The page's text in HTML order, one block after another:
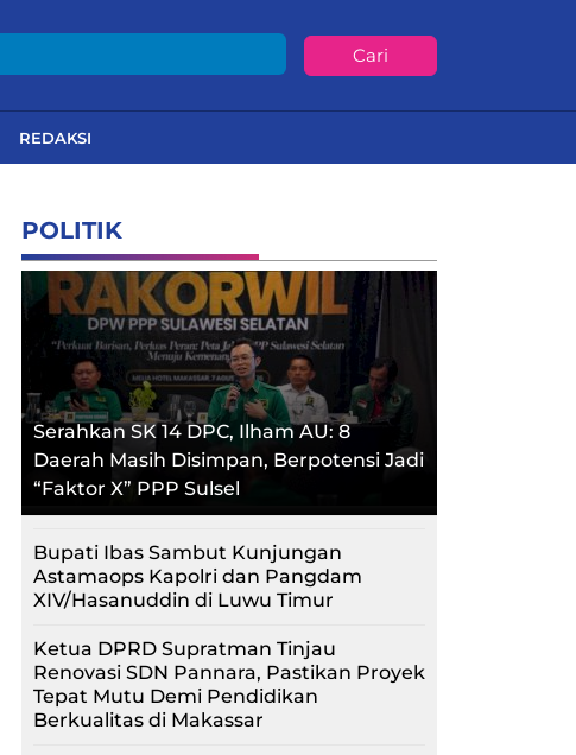
Cari
REDAKSI
POLITIK
Serahkan SK 14 DPC, Ilham AU: 8
Daerah Masih Disimpan, Berpotensi Jadi
“Faktor X” PPP Sulsel
Bupati Ibas Sambut Kunjungan
Astamaops Kapolri dan Pangdam
XIV/Hasanuddin di Luwu Timur
Ketua DPRD Supratman Tinjau
Renovasi SDN Pannara, Pastikan Proyek
Tepat Mutu Demi Pendidikan
Berkualitas di Makassar